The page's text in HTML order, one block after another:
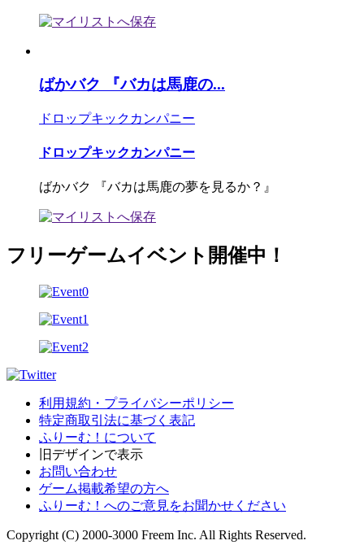
ばかバク 『バカは馬鹿の...
ドロップキックカンパニー
ドロップキックカンパニー
ばかバク 『バカは馬鹿の夢を見るか？』
フリーゲームイベント開催中！
利用規約・プライバシーポリシー
特定商取引法に基づく表記
ふりーむ！について
旧デザインで表示
お問い合わせ
ゲーム掲載希望の方へ
ふりーむ！へのご意見をお聞かせください
Copyright (C) 2000-3000 Freem Inc. All Rights Reserved.